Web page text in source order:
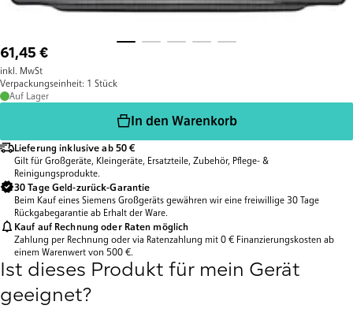
61,45 €
inkl. MwSt
Verpackungseinheit: 1 Stück
Auf Lager
In den Warenkorb
Lieferung inklusive ab 50 €
Gilt für Großgeräte, Kleingeräte, Ersatzteile, Zubehör, Pflege- &
Reinigungsprodukte.
30 Tage Geld-zurück-Garantie
Beim Kauf eines Siemens Großgeräts gewähren wir eine freiwillige 30 Tage
Rückgabegarantie ab Erhalt der Ware.
Kauf auf Rechnung oder Raten möglich
Zahlung per Rechnung oder via Ratenzahlung mit 0 € Finanzierungskosten ab
einem Warenwert von 500 €.
Ist dieses Produkt für mein Gerät
geeignet?